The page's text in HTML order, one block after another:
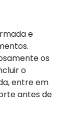
e
os
o
entre em
antes de